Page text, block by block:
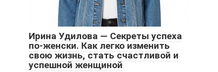
Ирина Удилова — Секреты успеха
по-женски. Как легко изменить
свою жизнь, стать счастливой и
успешной женщиной